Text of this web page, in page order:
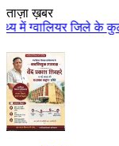
ताज़ा ख़बर
में विशाल